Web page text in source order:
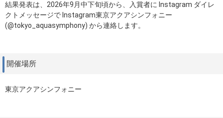
結果発表は、2026年9月中下旬頃から、入賞者に Instagram ダイレ
クトメッセージで Instagram東京アクアシンフォニー
(@tokyo_aquasymphony) から連絡します。
開催場所
東京アクアシンフォニー